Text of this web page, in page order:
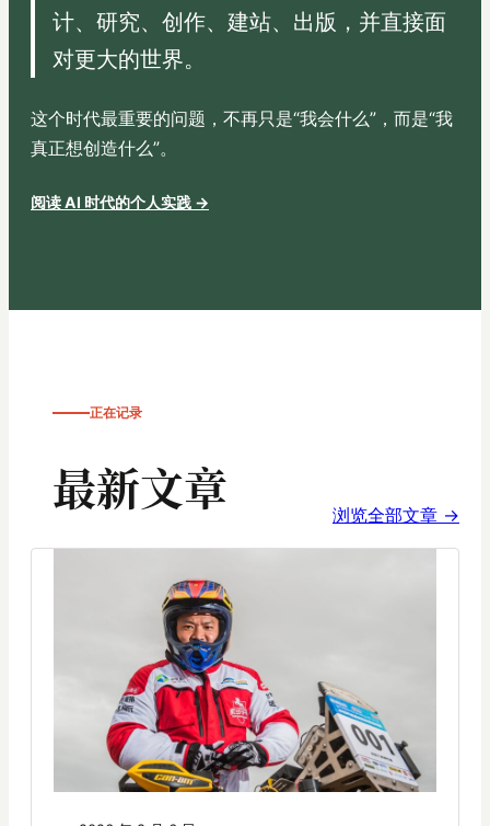
计、研究、创作、建站、出版，并直接面
对更大的世界。
这个时代最重要的问题，不再只是“我会什么”，而是“我
真正想创造什么”。
阅读 AI 时代的个人实践 →
正在记录
最新文章 浏览全部文章 →